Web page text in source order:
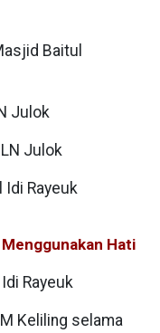
Baitul
Julok
Julok
Rayeuk
Hati
Rayeuk
Keliling selama